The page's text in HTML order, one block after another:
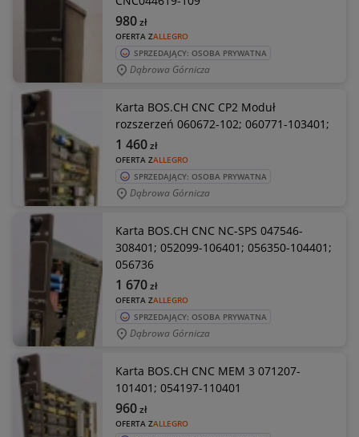
OFERTA ZALLEGRO
980zł
SPRZEDAJĄCY: OSOBA PRYWATNA
Dąbrowa Górnicza
Karta BOS.CH CNC CP2 Moduł
rozszerzeń 060672-102; 060771-103401;
OFERTA ZALLEGRO
1 460zł
SPRZEDAJĄCY: OSOBA PRYWATNA
Dąbrowa Górnicza
Karta BOS.CH CNC NC-SPS 047546-
308401; 052099-106401; 056350-104401;
056736
OFERTA ZALLEGRO
1 670zł
SPRZEDAJĄCY: OSOBA PRYWATNA
Dąbrowa Górnicza
Karta BOS.CH CNC MEM 3 071207-
101401; 054197-110401
OFERTA ZALLEGRO
960zł